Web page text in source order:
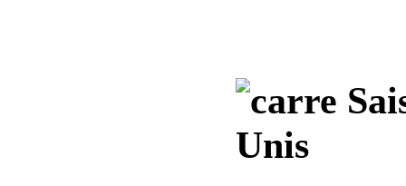
Unis